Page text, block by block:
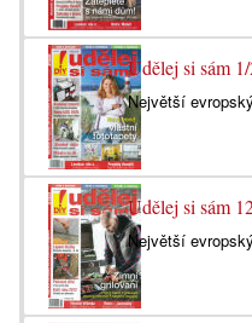
Udělej si sám
Největší
Udělej si sám
Největší